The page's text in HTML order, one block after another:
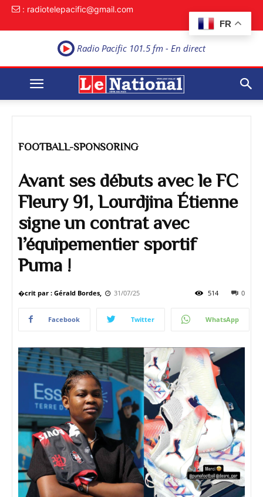
FR
: radiotelepacific@gmail.com
Radio Pacific 101.5 fm - En direct
FOOTBALL-SPONSORING
Avant ses débuts avec le FC
Fleury 91, Lourdjina Étienne
signe un contrat avec
l’équipementier sportif
Puma !
�crit par : Gérald Bordes, 31/07/25 0
514
Facebook Twitter WhatsApp